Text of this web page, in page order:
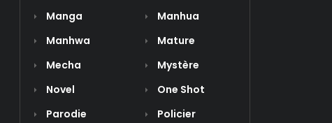
Manga
Manhua
Manhwa
Mature
Mecha
Mystère
Novel
One Shot
Parodie
Policier